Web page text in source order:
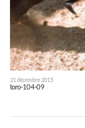
21 décembre 2015
toro-104-09